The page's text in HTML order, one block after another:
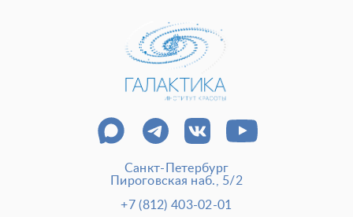
Санкт-Петербург
Пироговская наб., 5/2
+7 (812) 403-02-01